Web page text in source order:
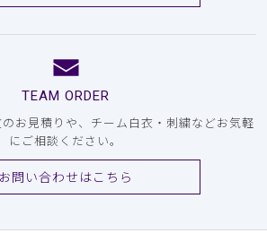
TEAM ORDER
お見積りや、チーム白衣・刺繍などお気軽
にご相談ください。
お問い合わせはこちら